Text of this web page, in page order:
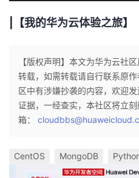
|【我的华为云体验之旅】
【版权声明】本文为华为云社
转载，如需转载请自行联系原
区中有涉嫌抄袭的内容，欢迎
证据，一经查实，本社区将立
箱：
CentOS MongoDB